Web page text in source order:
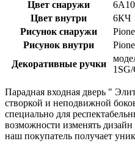
Цвет снаружи
6А10
Цвет внутри
6КЧ
Рисунок снаружи
Рисунок внутри
Декоративные ручки
Парадная входная дверь "
створкой и неподвижной
специально для
возможности изменять
наш покупатель получает